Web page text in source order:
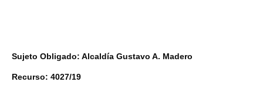
Sujeto Obligado: Alcaldía Gustavo A. Madero
Recurso: 4027/19